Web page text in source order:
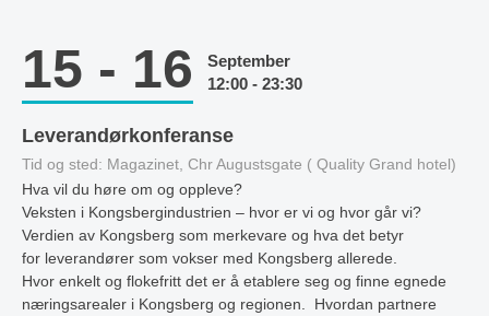
15 - 16
September
12:00 - 23:30
Leverandørkonferanse
Tid og sted: Magazinet, Chr Augustsgate ( Quality Grand hotel)
Hva vil du høre om og oppleve?
Veksten i Kongsbergindustrien – hvor er vi og hvor går vi?
Verdien av Kongsberg som merkevare og hva det betyr
for leverandører som vokser med Kongsberg allerede.
Hvor enkelt og flokefritt det er å etablere seg og finne egnede
næringsarealer i Kongsberg og regionen. Hvordan partnere